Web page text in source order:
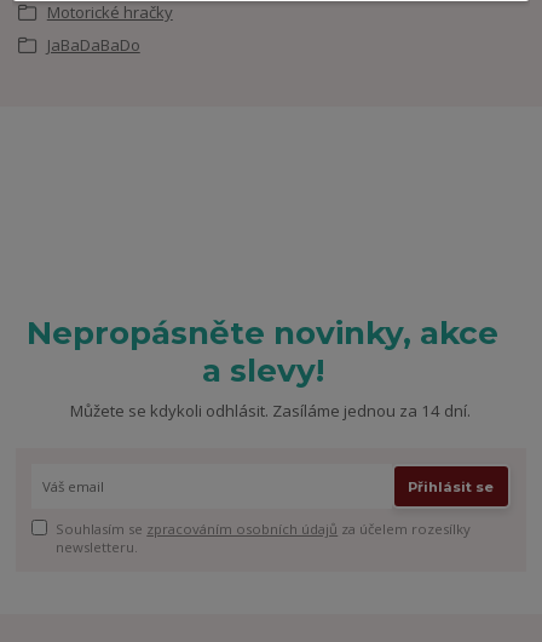
Motorické hračky
JaBaDaBaDo
Nepropásněte novinky, akce
a slevy!
Můžete se kdykoli odhlásit. Zasíláme jednou za 14 dní.
Přihlásit se
Souhlasím se zpracováním osobních údajů za účelem rozesílky
newsletteru.